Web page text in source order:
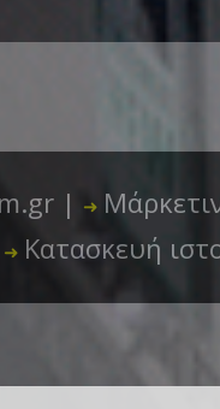
| ➜
➜ Κατασκευή